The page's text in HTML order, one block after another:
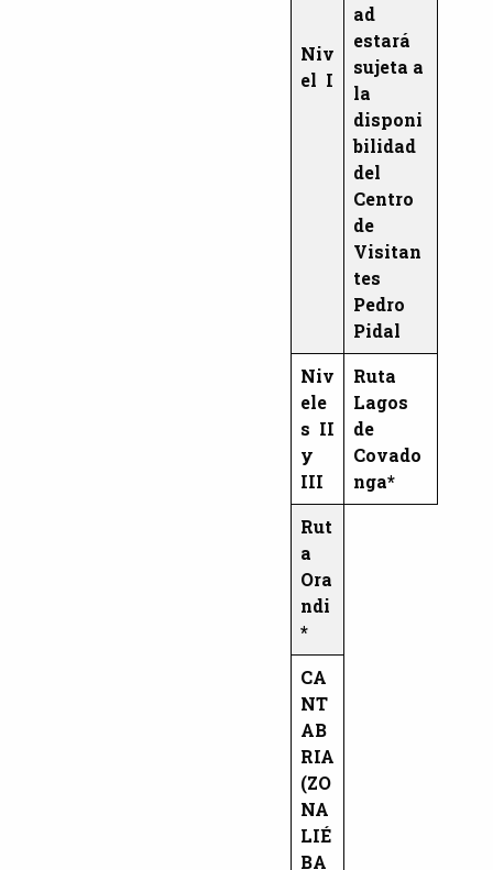
Niv
el I
ad
estará
sujeta a
la
disponi
bilidad
del
Centro
de
Visitan
tes
Pedro
Pidal
Niv
ele
s II
y
III
Ruta
Lagos
de
Covado
nga*
Rut
a
Ora
ndi
*
CA
NT
AB
RIA
(ZO
NA
LIÉ
BA